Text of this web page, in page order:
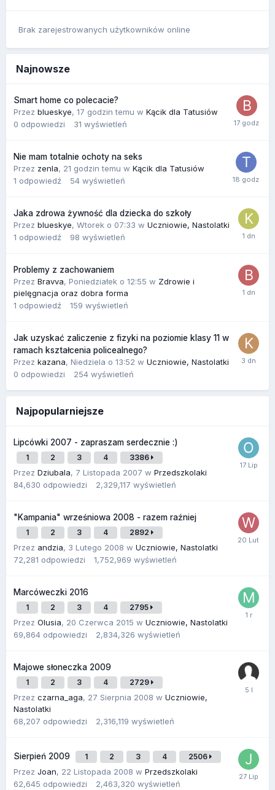
Brak zarejestrowanych użytkowników online
Najnowsze
Smart home co polecacie?
Przez blueskye, 17 godzin temu w Kącik dla Tatusiów
0 odpowiedzi 31 wyświetleń
Nie mam totalnie ochoty na seks
Przez zenla, 21 godzin temu w Kącik dla Tatusiów
1 odpowiedź 54 wyświetleń
Jaka zdrowa żywność dla dziecka do szkoły
Przez blueskye, Wtorek o 07:33 w Uczniowie, Nastolatki
1 odpowiedź 98 wyświetleń
Problemy z zachowaniem
Przez Bravva, Poniedziałek o 12:55 w Zdrowie i
pielęgnacja oraz dobra forma
1 odpowiedź 159 wyświetleń
Jak uzyskać zaliczenie z fizyki na poziomie klasy 11 w
ramach kształcenia policealnego?
Przez kazana, Niedziela o 13:52 w Uczniowie, Nastolatki
0 odpowiedzi 254 wyświetleń
Najpopularniejsze
Lipcówki 2007 - zapraszam serdecznie :)
1 2 3 4 3386
Przez Dziubala, 7 Listopada 2007 w Przedszkolaki
84,630 odpowiedzi 2,329,117 wyświetleń
"Kampania" wrześniowa 2008 - razem raźniej
1 2 3 4 2892
Przez andzia, 3 Lutego 2008 w Uczniowie, Nastolatki
72,281 odpowiedzi 1,752,969 wyświetleń
Marcóweczki 2016
1 2 3 4 2795
Przez Olusia, 20 Czerwca 2015 w Uczniowie, Nastolatki
69,864 odpowiedzi 2,834,326 wyświetleń
Majowe słoneczka 2009
1 2 3 4 2729
Przez czarna_aga, 27 Sierpnia 2008 w Uczniowie,
Nastolatki
68,207 odpowiedzi 2,316,119 wyświetleń
Sierpień 2009 1 2 3 4 2506
Przez Joan, 22 Listopada 2008 w Przedszkolaki
62,645 odpowiedzi 2,463,320 wyświetleń